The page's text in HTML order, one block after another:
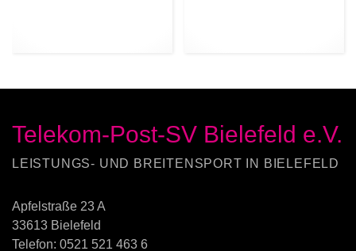
Telekom-Post-SV Bielefeld e.V.
LEISTUNGS- UND BREITENSPORT IN BIELEFELD
Apfelstraße 23 A
33613 Bielefeld
Telefon: 0521 521 463 6